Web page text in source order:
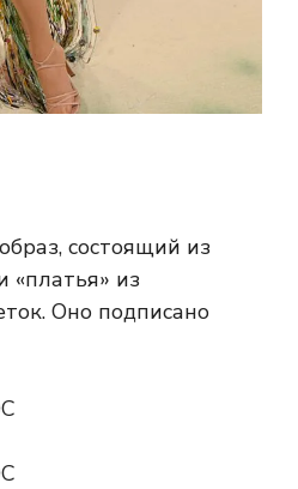
состоящий из
«платья» из
Оно подписано